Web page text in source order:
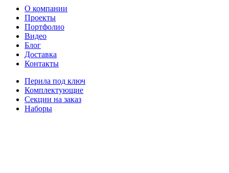
О компании
Проекты
Портфолио
Видео
Блог
Доставка
Контакты
Перила под ключ
Комплектующие
Секции на заказ
Наборы